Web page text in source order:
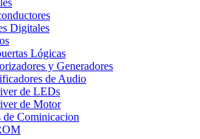
Digitales
Lógicas
y Generadores
de Audio
de LEDs
de Motor
de Cominicacion